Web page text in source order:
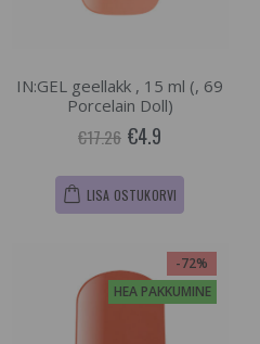
IN:GEL geellakk , 15 ml (, 69
Porcelain Doll)
€17.26 €4.9
LISA OSTUKORVI
-72%
HEA PAKKUMINE